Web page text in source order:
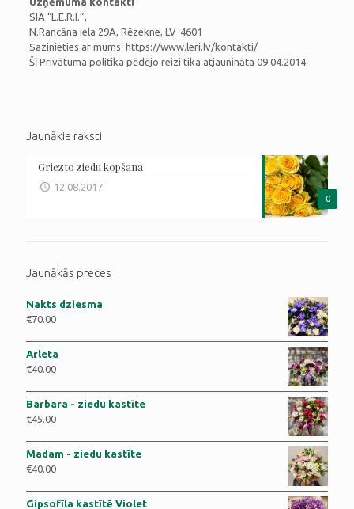
SIA “L.E.R.I.”,
N.Rancāna iela 29A, Rēzekne, LV-4601
Sazinieties ar mums: https://www.leri.lv/kontakti/
Šī Privātuma politika pēdējo reizi tika atjaunināta 09.04.2014.
Jaunākie raksti
0
Griezto ziedu kopšana
12.08.2017
Jaunākās preces
Nakts dziesma
€70.00
Arleta
€40.00
Barbara - ziedu kastīte
€45.00
Madam - ziedu kastīte
€40.00
Gipsofīla kastītē Violet